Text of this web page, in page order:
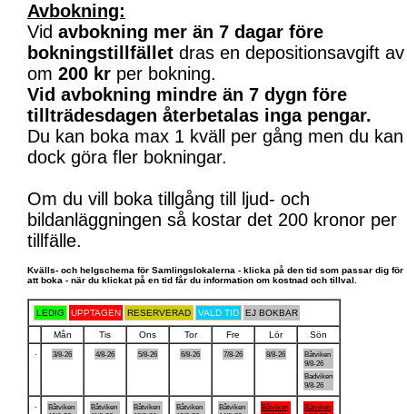
Avbokning:
Vid avbokning mer än 7 dagar före
bokningstillfället dras en depositionsavgift av
om 200 kr per bokning.
Vid avbokning mindre än 7 dygn före
tillträdesdagen återbetalas inga pengar.
Du kan boka max 1 kväll per gång men du kan
dock göra fler bokningar.
Om du vill boka tillgång till ljud- och
bildanläggningen så kostar det 200 kronor per
tillfälle.
Kvälls- och helgschema för Samlingslokalerna - klicka på den tid som passar dig för
att boka - när du klickat på en tid får du information om kostnad och tillval.
LEDIG UPPTAGEN RESERVERAD VALD TID EJ BOKBAR
Mån Tis Ons Tor Fre Lör
Sön
3/8-26 4/8-26 5/8-26 6/8-26 7/8-26 8/8-26
Båtviken
9/8-26
Badviken
9/8-26
Båtviken
Båtviken
Båtviken
Båtviken
Båtviken
Båtviken
Båtviken